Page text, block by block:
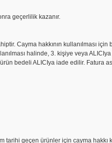
geçerlilik kazanır.
Cayma hakkının kullanılması için
halinde, 3. kişiye veya
bedeli ALICIya iade edilir. Fatura
geçen ürünler için cayma